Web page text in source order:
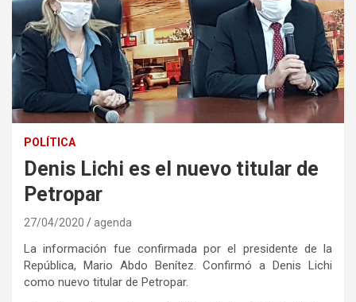
POLÍTICA
Denis Lichi es el nuevo titular de
Petropar
27/04/2020 agenda
La información fue confirmada por el presidente de la
República, Mario Abdo Benítez. Confirmó a Denis Lichi
como nuevo titular de Petropar.